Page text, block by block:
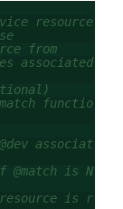
resource
from
associated
functio
associat
is N
is r